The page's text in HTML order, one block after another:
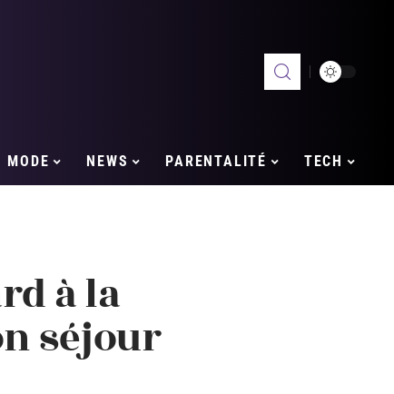
MODE NEWS PARENTALITÉ TECH
à la
séjour